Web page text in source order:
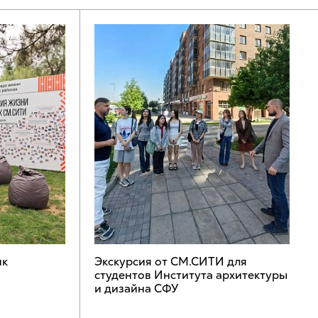
Экскурсия от СМ.СИТИ для
студентов Института архитектуры
и дизайна СФУ